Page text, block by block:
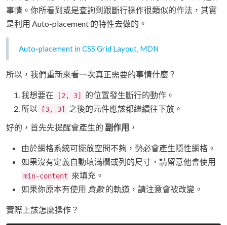
事情。你所看到或是查詢到跟斷行操作很類似的作法，其實
是利用 Auto-placement 的特性去做的。
Auto-placement in CSS Grid Layout, MDN
所以，我們重新來看一次真正需要的事情什麼？
我想要在 [2, 3]
的位置發生斷行的動作。
所以
[3, 3]
之後的元件應該都繼續往下放。
好的，首先先提醒會產生的 副作用 ，
由於網格系統可擺放空間不夠，勢必會產生隱性網格。
如果沒有定義自動填滿欄或列的尺寸，請留意他會使用
min-content 來填充。
如果你原本有使用 負數的軌道，請注意會被改變。
實際上該怎麼操作？